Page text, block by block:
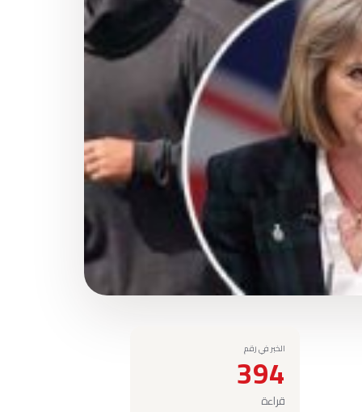
الخبر في رقم
394
قراءة